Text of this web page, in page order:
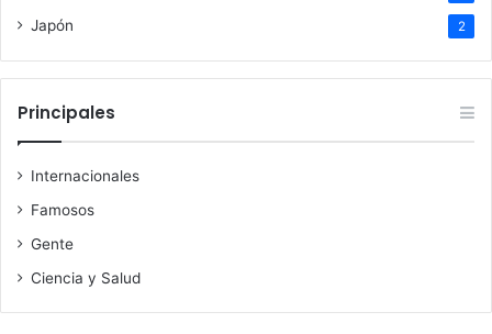
Japón 2
Principales
Internacionales
Famosos
Gente
Ciencia y Salud